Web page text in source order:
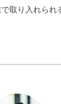
取り入れられ